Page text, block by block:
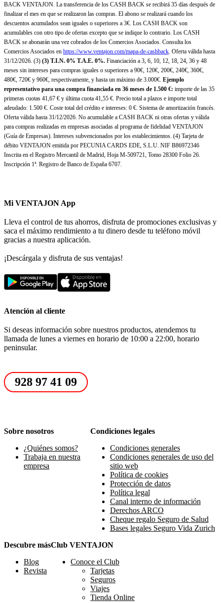
BACK VENTAJON. La transferencia de los CASH BACK se recibirá 35 días después de
finalizar el mes en que se realizaron las compras. El abono se realizará cuando los
descuentos acumulados sean iguales o superiores a 3€. Los CASH BACK son
acumulables con otro tipo de ofertas excepto que se indique lo contrario. Los CASH
BACK se abonarán una vez cobrados de los Comercios Asociados. Consulta los
Comercios Asociados en https://www.ventajon.com/mapa-de-cashback. Oferta válida hasta
31/12/2026. (3) (3) T.I.N. 0% T.A.E. 0%. Financiación a 3, 6, 10, 12, 18, 24, 36 y 48
meses sin intereses para compras iguales o superiores a 90€, 120€, 200€, 240€, 360€,
480€, 720€ y 960€, respectivamente, y hasta un máximo de 3.000€. Ejemplo
representativo para una compra financiada en 36 meses de 1.500 €: importe de las 35
primeras cuotas 41,67 € y última cuota 41,55 €. Precio total a plazos e importe total
adeudado: 1.500 €. Coste total del crédito e intereses: 0 €. Sistema de amortización francés.
Oferta válida hasta 31/12/2026. No acumulable a CASH BACK ni otras ofertas y válida
para compras realizadas en empresas asociadas al programa de fidelidad VENTAJON
(Guía de Empresas). Intereses subvencionados por los establecimientos. (4) Tarjeta de
débito VENTAJON emitida por PECUNIA CARDS EDE, S.L.U. NIF B86972346
Inscrita en el Registro Mercantil de Madrid, Hoja M-509721, Tomo 28300 Folio 26.
Inscripción 1ª. Registro de Banco de España 6707.
Mi VENTAJON App
Lleva el control de tus ahorros, disfruta de promociones exclusivas y
saca el máximo rendimiento a tu dinero desde tu teléfono móvil
gracias a nuestra aplicación.
¡Descárgala y disfruta de sus ventajas!
Atención al cliente
Si deseas información sobre nuestros productos, atendemos tu
llamada de lunes a viernes en horario de 10:00 a 22:00, horario
peninsular.
928 97 41 09
Sobre nosotros
¿Quiénes somos?
Trabaja en nuestra
empresa
Condiciones legales
Condiciones generales
Condiciones generales de uso del
sitio web
Política de cookies
Protección de datos
Política legal
Canal interno de información
Derechos ARCO
Cheque regalo Seguro de Salud
Bases legales Seguro Vida Zurich
Descubre más
Blog
Revista
Club VENTAJON
Conoce el Club
Tarjetas
Seguros
Viajes
Tienda Online